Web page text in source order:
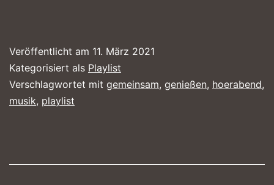
Veröffentlicht am 11. März 2021
Kategorisiert als Playlist
Verschlagwortet mit gemeinsam, genießen, hoerabend,
musik, playlist